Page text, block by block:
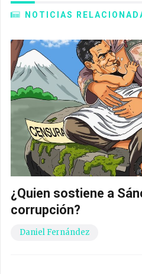
NOTICIAS
¿Quien sostiene a
corrupción?
Daniel Fernández